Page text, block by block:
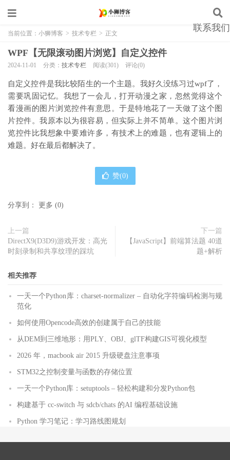
联系我们
当前位置： 小狮博客 > 技术专栏 > 正文
WPF【无限滚动图片浏览】自定义控件
2024-11-01 分类： 技术专栏 阅读(301) 评论(0)
自定义控件是我比较陌生的一个主题。我好久没练习过wpf了，
需要巩固记忆。我想了一会儿，打开动漫之家，忽然觉得这个
看漫画的图片浏览控件有意思。于是特地花了一天做了这个图
片控件。我原本以为很容易，但实际上并不简单。这个图片浏
览控件比我想象中要难许多，有技术上的难题，也有逻辑上的
难题。好在最后都解决了。
赞(0)
分享到： 更多 (0)
上一篇
DirectX9(D3D9)游戏开发：高光
时刻录制和共享纹理的踩坑
下一篇
【JavaScript】前端算法题 40道
题+解析
相关推荐
一天一个Python库：charset-normalizer – 自动化字符编码检测与规
范化
如何使用Opencode高效的创建属于自己的技能
从DEM到三维地形：用PLY、OBJ、glTF构建GIS可视化模型
2026 年，macbook air 2015 升级硬盘注意事项
STM32之控制变量与函数的存储位置
一天一个Python库：setuptools – 轻松构建和分发Python包
构建基于 cc-switch 与 sdcb/chats 的AI 编程基础设施
Python 学习笔记：学习路线图规划